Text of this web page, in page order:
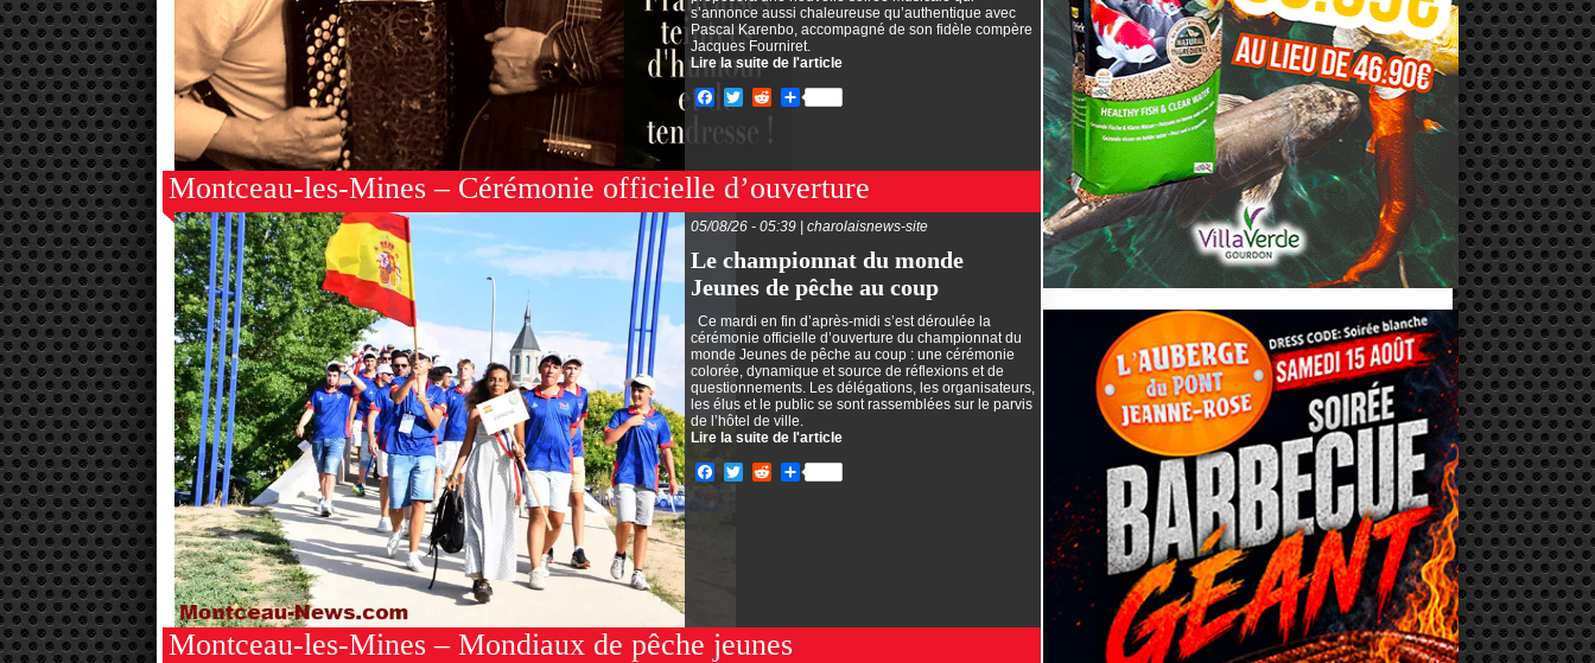
s’annonce aussi chaleureuse qu’authentique avec
Pascal Karenbo, accompagné de son fidèle compère
Jacques Fourniret.
Lire la suite de l'article
Facebook
TwitterRedditPartager
Montceau-les-Mines – Cérémonie officielle d’ouverture
05/08/26 - 05:39 | charolaisnews-site
Le championnat du monde
Jeunes de pêche au coup
Ce mardi en fin d’après-midi s’est déroulée la
cérémonie officielle d’ouverture du championnat du
monde Jeunes de pêche au coup : une cérémonie
colorée, dynamique et source de réflexions et de
questionnements. Les délégations, les organisateurs,
les élus et le public se sont rassemblées sur le parvis
de l’hôtel de ville.
Lire la suite de l'article
Facebook
TwitterRedditPartager
Montceau-les-Mines – Mondiaux de pêche jeunes